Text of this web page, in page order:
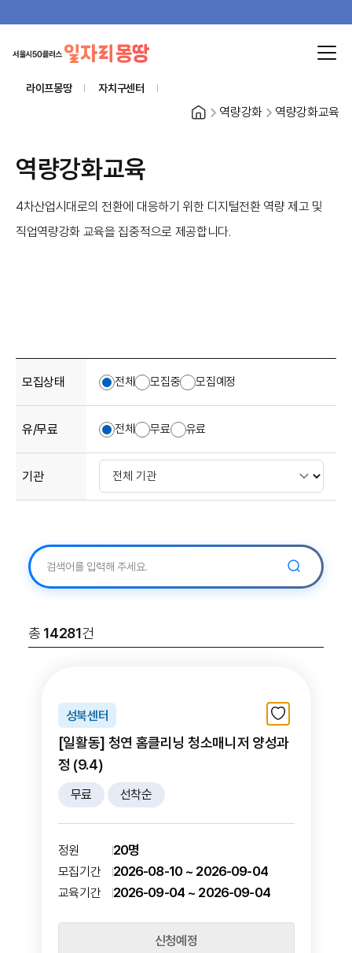
라이프몽땅 자치구센터
홈 역량강화 역량강화교육
역량강화교육
4차산업시대로의 전환에 대응하기 위한 디지털전환 역량 제고 및
직업역량강화 교육을 집중적으로 제공합니다.
모집상태 전체 모집중 모집예정
유/무료 전체 무료 유료
기관
검색어 입력
검
색
총 14281건
성북센터
[일활동] 청연 홈클리닝 청소매니저 양성과
정 (9.4)
무료 선착순
정원 20명
모집기간 2026-08-10 ~ 2026-09-04
교육기간 2026-09-04 ~ 2026-09-04
신청예정